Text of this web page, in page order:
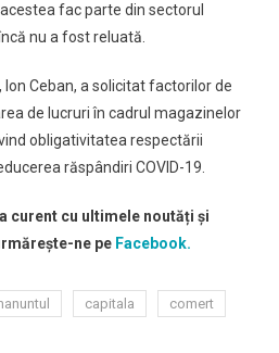
fac parte din sectorul
nu a fost reluată.
Ceban, a solicitat factorilor de
de lucruri în cadrul magazinelor
obligativitatea respectării
răspândiri COVID-19.
curent cu ultimele noutăți și
ne peFacebook.
capitala
comert